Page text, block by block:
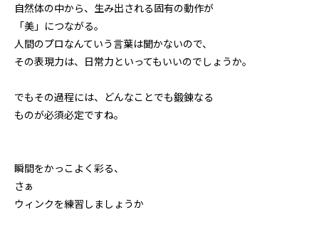
自然体の中から、生み出される固有の動作が
「美」につながる。
人間のプロなんていう言葉は聞かないので、
その表現力は、日常力といってもいいのでしょうか。
でもその過程には、どんなことでも鍛錬なる
ものが必須必定ですね。
瞬間をかっこよく彩る、
さぁ
ウィンクを練習しましょうか